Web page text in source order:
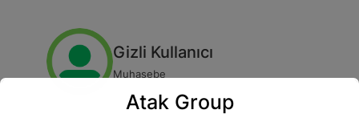
Gizli Kullanıcı
Muhasebe
Atak Group